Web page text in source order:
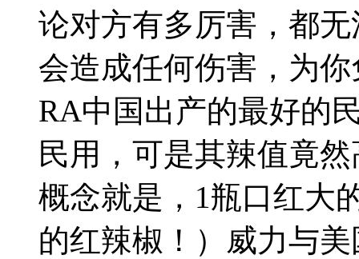
论对方有多厉害，都
会造成任何伤害，为
RA中国出产的最好的
民用，可是其辣值竟
概念就是，1瓶口红大
的红辣椒！）威力与